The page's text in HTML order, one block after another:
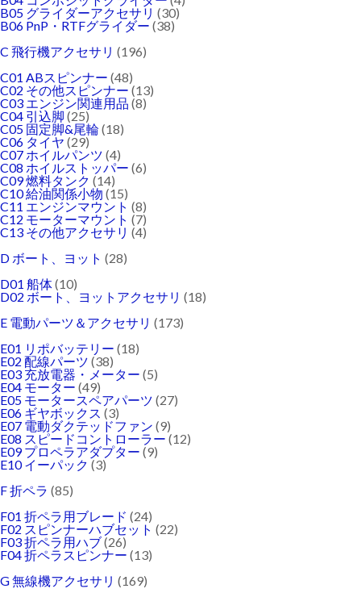
B05 グライダーアクセサリ (30)
B06 PnP・RTFグライダー (38)
C 飛行機アクセサリ (196)
C01 ABスピンナー (48)
C02 その他スピンナー (13)
C03 エンジン関連用品 (8)
C04 引込脚 (25)
C05 固定脚&尾輪(18)
C06 タイヤ (29)
C07 ホイルパンツ (4)
C08 ホイルストッパー (6)
C09 燃料タンク (14)
C10 給油関係小物 (15)
C11 エンジンマウント (8)
C12 モーターマウント (7)
C13 その他アクセサリ (4)
D ボート、ヨット (28)
D01 船体 (10)
D02 ボート、ヨットアクセサリ (18)
E 電動パーツ＆アクセサリ (173)
E01 リポバッテリー (18)
E02 配線パーツ (38)
E03 充放電器・メーター (5)
E04 モーター (49)
E05 モータースペアパーツ (27)
E06 ギヤボックス (3)
E07 電動ダクテッドファン (9)
E08 スピードコントローラー (12)
E09 プロペラアダプター (9)
E10 イーパック (3)
F 折ペラ (85)
F01 折ペラ用ブレード (24)
F02 スピンナーハブセット (22)
F03 折ペラ用ハブ(26)
F04 折ペラスピンナー (13)
G 無線機アクセサリ (169)